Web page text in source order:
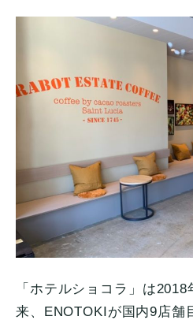
「ホテルショコラ」は
来、ENOTOKIが国内9店舗